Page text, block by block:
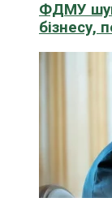
ФДМУ
бізнесу,